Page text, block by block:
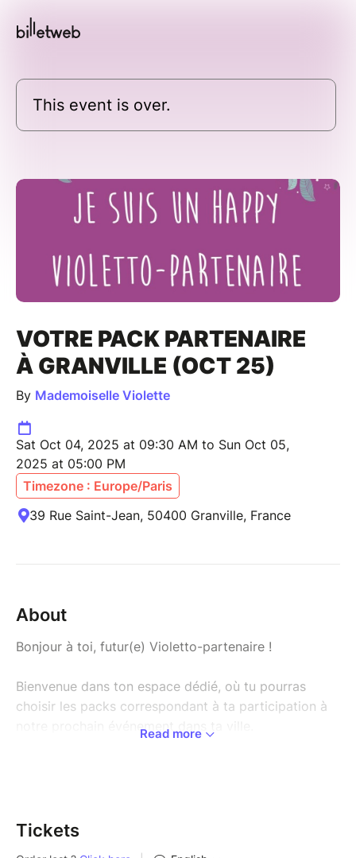
This event is over.
VOTRE PACK PARTENAIRE
À GRANVILLE (OCT 25)
By Mademoiselle Violette
Sat Oct 04, 2025 at 09:30 AM to Sun Oct 05,
2025 at 05:00 PM
Timezone : Europe/Paris
39 Rue Saint-Jean, 50400 Granville, France
About
Bonjour à toi, futur(e) Violetto-partenaire !
Bienvenue dans ton espace dédié, où tu pourras
choisir les packs correspondant à ta participation à
notre prochain événement dans ta ville.
Ton nom dans le programme de l'évènement
Read more
Tickets